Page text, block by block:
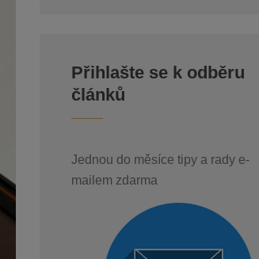
Přihlašte se k odběru
článků
Jednou do měsíce tipy a rady e-
mailem zdarma